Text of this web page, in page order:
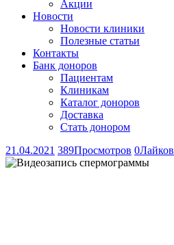
Акции
Новости
Новости клиники
Полезные статьи
Контакты
Банк доноров
Пациентам
Клиникам
Каталог доноров
Доставка
Стать донором
21.04.2021 389Просмотров 0Лайков